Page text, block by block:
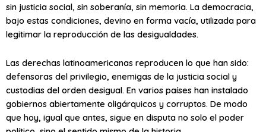
sin justicia social, sin soberanía, sin memoria. La democracia,
bajo estas condiciones, devino en forma vacía, utilizada para
legitimar la reproducción de las desigualdades.
Las derechas latinoamericanas reproducen lo que han sido:
defensoras del privilegio, enemigas de la justicia social y
custodias del orden desigual. En varios países han instalado
gobiernos abiertamente oligárquicos y corruptos. De modo
que hoy, igual que antes, sigue en disputa no solo el poder